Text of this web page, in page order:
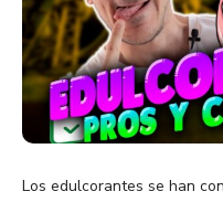
Los edulcorantes se han